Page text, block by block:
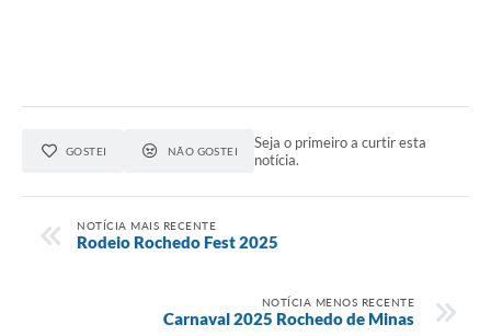
GOSTEI NÃO GOSTEI
Seja o primeiro a curtir esta
notícia.
NOTÍCIA MAIS RECENTE
Rodeio Rochedo Fest 2025
NOTÍCIA MENOS RECENTE
Carnaval 2025 Rochedo de Minas